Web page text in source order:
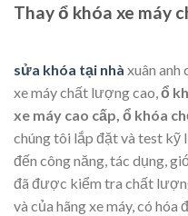
Thay ổ khóa xe máy
sửa khóa tại nhà xuân anh
xe máy chất lượng cao,ổ
xe máy cao cấp, ổ khóa
chúng tôi lắp đặt và test
đến công năng, tác dụng,
đã được kiểm tra chất
và của hãng xe máy, có hóa